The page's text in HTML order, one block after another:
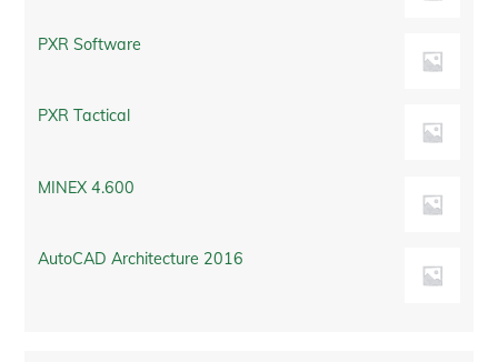
PXR Software
PXR Tactical
MINEX 4.600
AutoCAD Architecture 2016